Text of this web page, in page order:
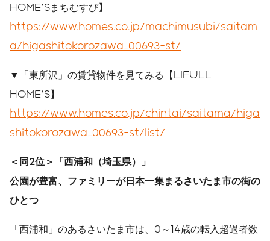
HOME'Sまちむすび】
https://www.homes.co.jp/machimusubi/saitam
a/higashitokorozawa_00693-st/
▼「東所沢」の賃貸物件を見てみる【LIFULL
HOME'S】
https://www.homes.co.jp/chintai/saitama/higa
shitokorozawa_00693-st/list/
＜同2位＞「西浦和（埼玉県）」
公園が豊富、ファミリーが日本一集まるさいたま市の街の
ひとつ
「西浦和」のあるさいたま市は、0～14歳の転入超過者数